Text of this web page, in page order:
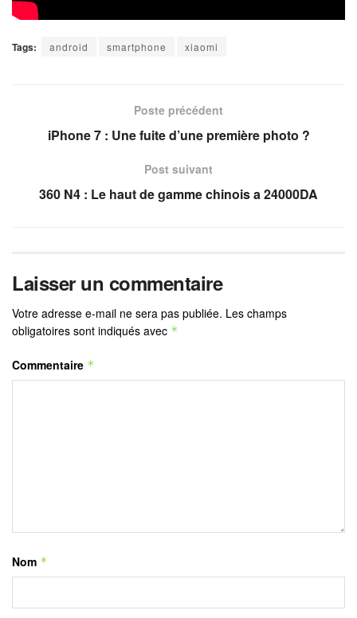
Tags: android smartphone xiaomi
Poste précédent
iPhone 7 : Une fuite d’une première photo ?
Post suivant
360 N4 : Le haut de gamme chinois a 24000DA
Laisser un commentaire
Votre adresse e-mail ne sera pas publiée. Les champs
obligatoires sont indiqués avec *
Commentaire *
Nom *